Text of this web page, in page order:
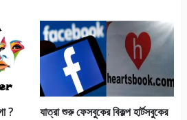
? যাত্রা শুরু ফেসবুকের বিকল্প হার্টসবুকের